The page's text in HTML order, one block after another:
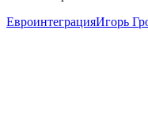
ЕвроинтеграцияИгорь